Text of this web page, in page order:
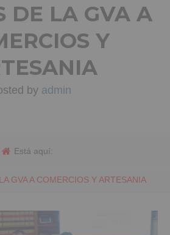
DE LA GVA A
Y
by admin
Está aquí:
GVA A COMERCIOS Y ARTESANIA